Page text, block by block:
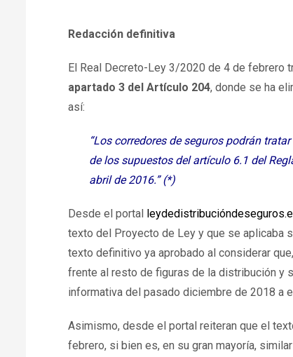
Redacción definitiva
El Real Decreto-Ley 3/2020 de 4 de febrero
apartado 3 del Artículo 204, donde se ha
así:
“Los corredores de seguros podrán
de los supuestos del artículo 6.1 del
abril de 2016.” (*)
Desde el portal
texto del Proyecto de Ley y que se aplicaba
texto definitivo ya aprobado al considerar
frente al resto de figuras de la distribución y
informativa del pasado diciembre de 2018 a
Asimismo, desde el portal reiteran que el
febrero, si bien es, en su gran mayoría,